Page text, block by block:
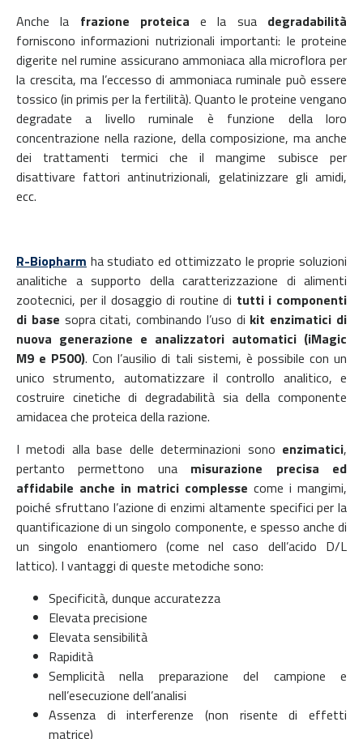
Anche la frazione proteicae la sua degradabilità
forniscono informazioni nutrizionali importanti: le proteine
digerite nel rumine assicurano ammoniaca alla microflora per
la crescita, ma l’eccesso di ammoniaca ruminale può essere
tossico (in primis per la fertilità). Quanto le proteine vengano
degradate a livello ruminale è funzione della loro
concentrazione nella razione, della composizione, ma anche
dei trattamenti termici che il mangime subisce per
disattivare fattori antinutrizionali, gelatinizzare gli amidi,
ecc.
R-Biopharm ha studiato ed ottimizzato le proprie soluzioni
analitiche a supporto della caratterizzazione di alimenti
zootecnici, per il dosaggio di routine di tutti i componenti
di base sopra citati, combinando l’uso di kit enzimatici di
nuova generazione e analizzatori automatici (iMagic
M9 e P500). Con l’ausilio di tali sistemi, è possibile con un
unico strumento, automatizzare il controllo analitico, e
costruire cinetiche di degradabilità sia della componente
amidacea che proteica della razione.
I metodi alla base delle determinazioni sono enzimatici,
pertanto permettono una misurazione precisa ed
affidabile anche in matrici complesse come i mangimi,
poiché sfruttano l’azione di enzimi altamente specifici per la
quantificazione di un singolo componente, e spesso anche di
un singolo enantiomero (come nel caso dell’acido D/L
lattico). I vantaggi di queste metodiche sono:
Specificità, dunque accuratezza
Elevata precisione
Elevata sensibilità
Rapidità
Semplicità nella preparazione del campione e
nell’esecuzione dell’analisi
Assenza di interferenze (non risente di effetti
matrice)